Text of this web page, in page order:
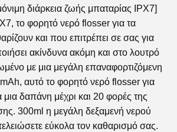
διάρκεια ζωής μπαταρίας IPX7]
το φορητό νερό flosser για τα
και που επιτρέπει σε σας για
ακίνδυνα ακόμη και στο λουτρό
με μια μεγάλη επαναφορτιζόμενη
αυτό το φορητό νερό flosser για
μια δαπάνη μέχρι και 20 φορές της
300ml η μεγάλη δεξαμενή νερού
εύκολα τον καθαρισμό σας.